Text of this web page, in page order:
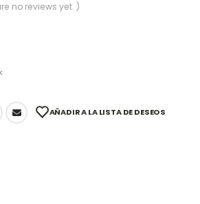
no reviews yet. )
AÑADIR A LA LISTA DE DESEOS